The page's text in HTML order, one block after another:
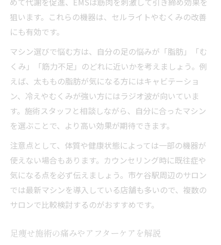
狙います。これらの機器は、セルライトやむくみの改善
にも有効です。
マシン選びで悩む方は、自分の足の悩みが「脂肪」「む
くみ」「筋力不足」のどれに近いかを考えましょう。例
えば、太ももの脂肪が気になる方にはキャビテーショ
ン、冷えやむくみが強い方にはラジオ波が向いていま
す。施術スタッフと相談しながら、自分に合ったマシン
を選ぶことで、より高い効果が期待できます。
注意点として、体質や健康状態によっては一部の機器が
使えない場合もあります。カウンセリング時に既往症や
気になる点を必ず伝えましょう。市ケ谷駅周辺のサロン
では最新マシンを導入している店舗も多いので、複数の
サロンで比較検討するのがおすすめです。
足痩せ施術の痛みやアフターケアを解説